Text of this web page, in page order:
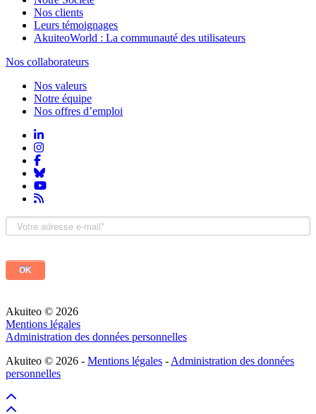
Nos clients
Leurs témoignages
AkuiteoWorld : La communauté des utilisateurs
Nos collaborateurs
Nos valeurs
Notre équipe
Nos offres d’emploi
Akuiteo © 2026
Mentions légales
Administration des données personnelles
Akuiteo © 2026 - Mentions légales -Administration des données
personnelles